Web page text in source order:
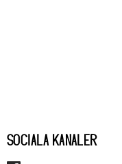
SOCIALA KANALER